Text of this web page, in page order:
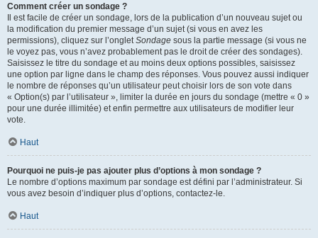
Comment créer un sondage ?
Il est facile de créer un sondage, lors de la publication d’un nouveau sujet ou
la modification du premier message d’un sujet (si vous en avez les
permissions), cliquez sur l’ongletSondage sous la partie message (si vous ne
le voyez pas, vous n’avez probablement pas le droit de créer des sondages).
Saisissez le titre du sondage et au moins deux options possibles, saisissez
une option par ligne dans le champ des réponses. Vous pouvez aussi indiquer
le nombre de réponses qu’un utilisateur peut choisir lors de son vote dans
« Option(s) par l’utilisateur », limiter la durée en jours du sondage (mettre « 0 »
pour une durée illimitée) et enfin permettre aux utilisateurs de modifier leur
vote.
Haut
Pourquoi ne puis-je pas ajouter plus d’options à mon sondage ?
Le nombre d’options maximum par sondage est défini par l’administrateur. Si
vous avez besoin d’indiquer plus d’options, contactez-le.
Haut